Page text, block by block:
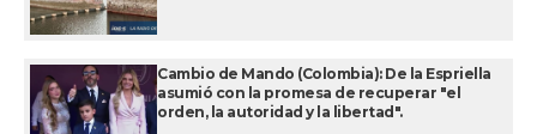
Cambio de Mando (Colombia): De la Espriella
asumió con la promesa de recuperar "el
orden, la autoridad y la libertad".